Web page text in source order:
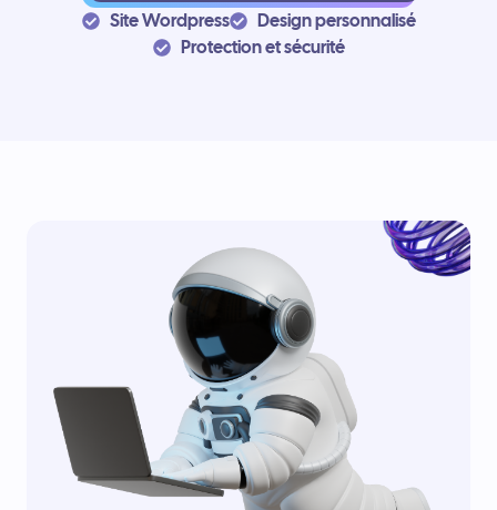
Site Wordpress
Design personnalisé
Protection et sécurité